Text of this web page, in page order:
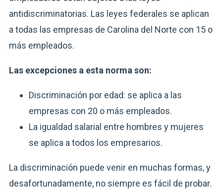
antidiscriminatorias. Las leyes federales se aplican
a todas las empresas de Carolina del Norte con 15 o
más empleados.
Las excepciones a esta norma son:
Discriminación por edad: se aplica a las
empresas con 20 o más empleados.
La igualdad salarial entre hombres y mujeres
se aplica a todos los empresarios.
La discriminación puede venir en muchas formas, y
desafortunadamente, no siempre es fácil de probar.